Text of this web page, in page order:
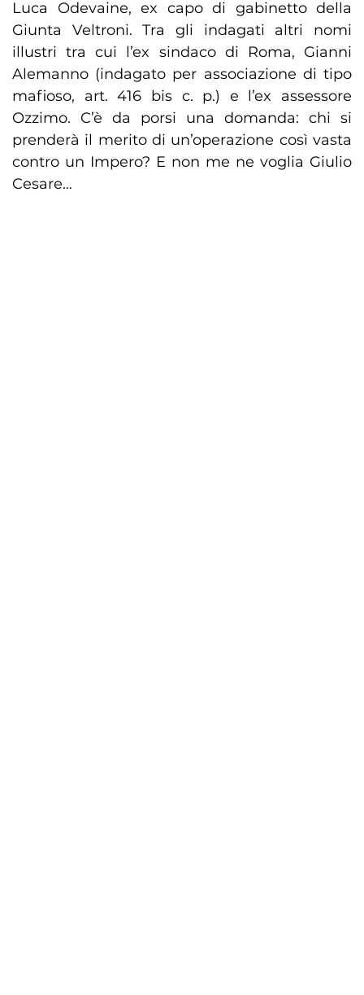
Luca Odevaine, ex capo di gabinetto della
Giunta Veltroni. Tra gli indagati altri nomi
illustri tra cui l’ex sindaco di Roma, Gianni
Alemanno (indagato per associazione di tipo
mafioso, art. 416 bis c. p.) e l’ex assessore
Ozzimo. C’è da porsi una domanda: chi si
prenderà il merito di un’operazione così vasta
contro un Impero? E non me ne voglia Giulio
Cesare…